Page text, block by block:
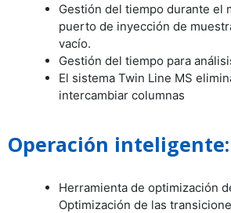
Gestión del tiempo durante el
puerto de inyección de
vacío.
Gestión del tiempo para
El sistema Twin Line MS
intercambiar columnas
Operación inteligente:
Herramienta de optimización
Optimización de las